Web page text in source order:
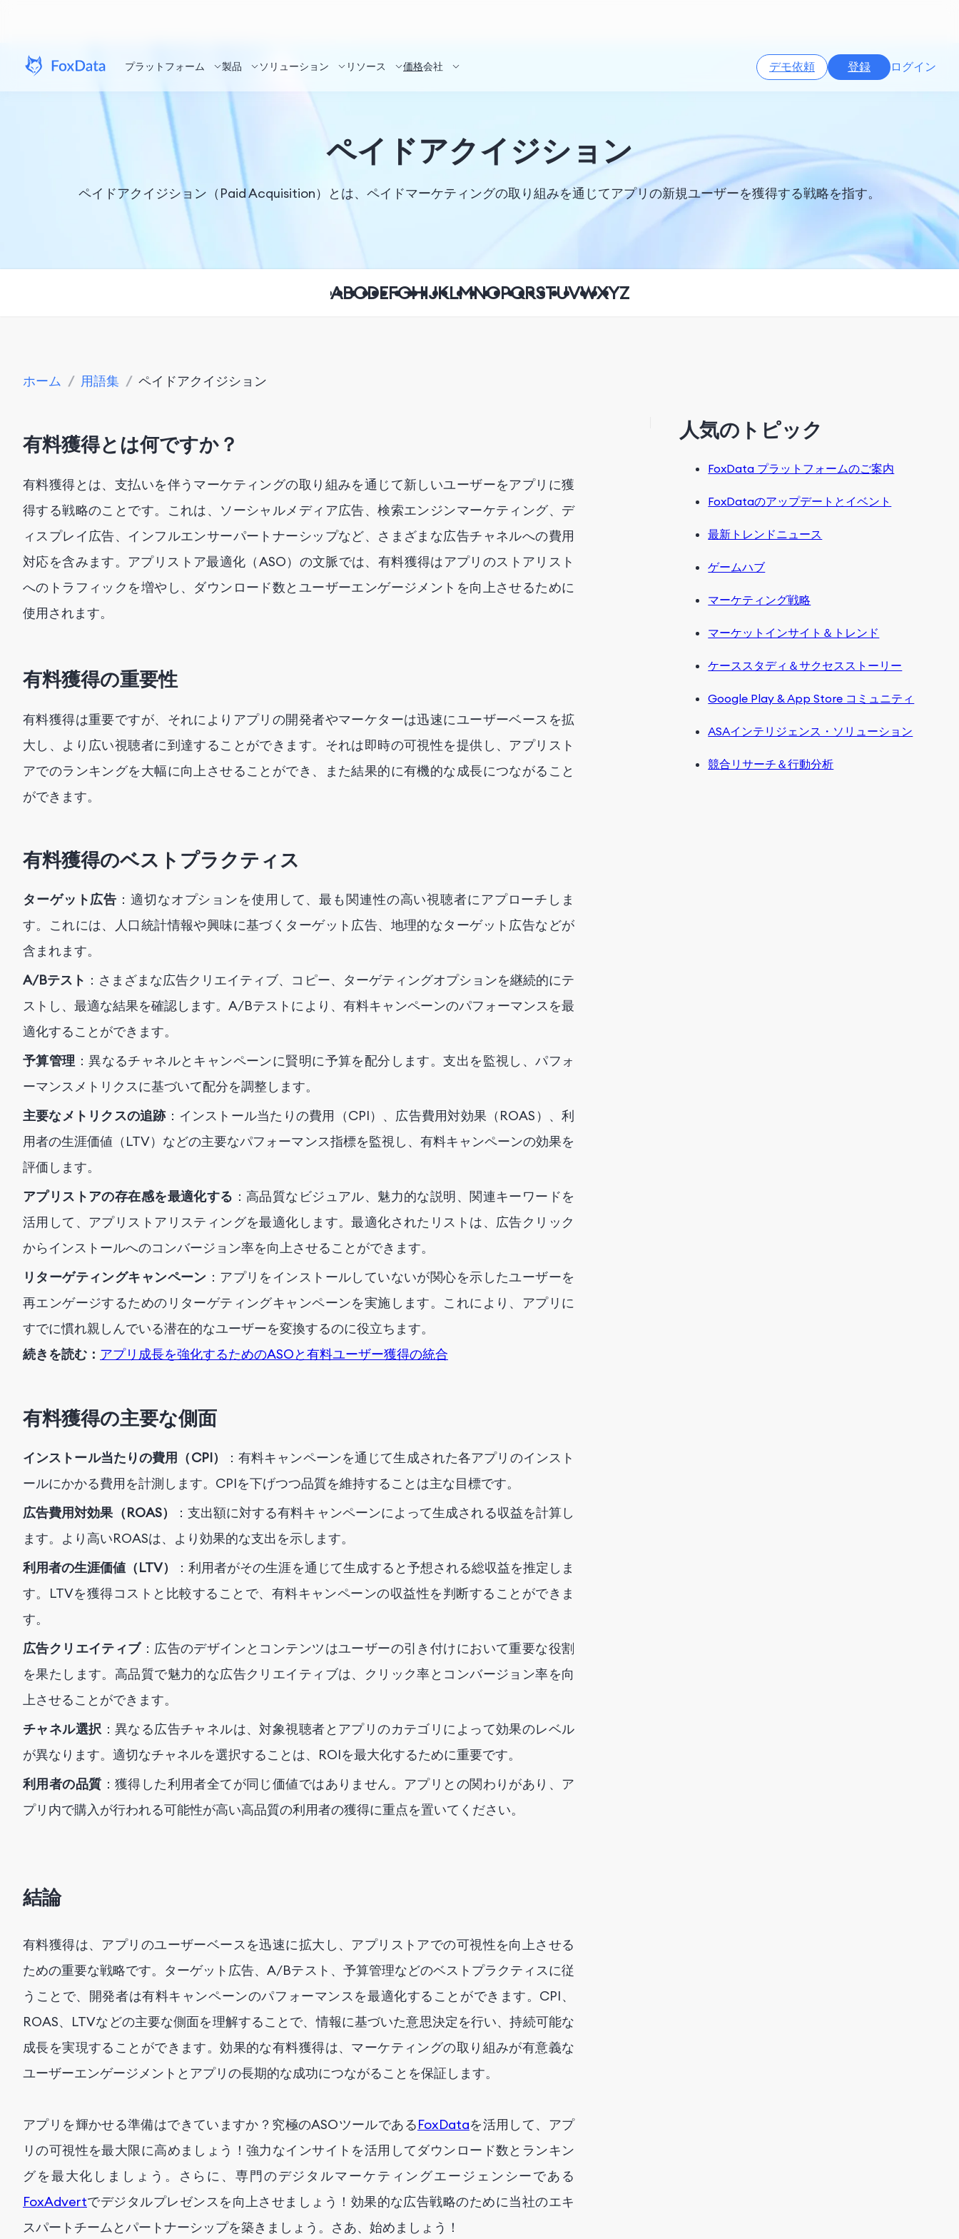
プラットフォーム 製品 ソリューション リソース 価格会社 デモ依頼 登録 ログイン
ペイドアクイジション
ペイドアクイジション（Paid Acquisition）とは、ペイドマーケティングの取り組みを通じてアプリの新規ユーザーを獲得する戦略を指す。
ABCDEFGHIJKLMNOPQRSTUVWXYZ
ホーム / 用語集 / ペイドアクイジション
有料獲得とは何ですか？
有料獲得とは、支払いを伴うマーケティングの取り組みを通じて新しいユーザーをアプリに獲
得する戦略のことです。これは、ソーシャルメディア広告、検索エンジンマーケティング、デ
ィスプレイ広告、インフルエンサーパートナーシップなど、さまざまな広告チャネルへの費用
対応を含みます。アプリストア最適化（ASO）の文脈では、有料獲得はアプリのストアリスト
へのトラフィックを増やし、ダウンロード数とユーザーエンゲージメントを向上させるために
使用されます。
有料獲得の重要性
有料獲得は重要ですが、それによりアプリの開発者やマーケターは迅速にユーザーベースを拡
大し、より広い視聴者に到達することができます。それは即時の可視性を提供し、アプリスト
アでのランキングを大幅に向上させることができ、また結果的に有機的な成長につながること
ができます。
有料獲得のベストプラクティス
ターゲット広告 ：適切なオプションを使用して、最も関連性の高い視聴者にアプローチしま
す。これには、人口統計情報や興味に基づくターゲット広告、地理的なターゲット広告などが
含まれます。
A/Bテスト ：さまざまな広告クリエイティブ、コピー、ターゲティングオプションを継続的にテ
ストし、最適な結果を確認します。A/Bテストにより、有料キャンペーンのパフォーマンスを最
適化することができます。
予算管理 ：異なるチャネルとキャンペーンに賢明に予算を配分します。支出を監視し、パフォ
ーマンスメトリクスに基づいて配分を調整します。
主要なメトリクスの追跡：インストール当たりの費用（CPI）、広告費用対効果（ROAS）、利
用者の生涯価値（LTV）などの主要なパフォーマンス指標を監視し、有料キャンペーンの効果を
評価します。
アプリストアの存在感を最適化する ：高品質なビジュアル、魅力的な説明、関連キーワードを
活用して、アプリストアリスティングを最適化します。最適化されたリストは、広告クリック
からインストールへのコンバージョン率を向上させることができます。
リターゲティングキャンペーン ：アプリをインストールしていないが関心を示したユーザーを
再エンゲージするためのリターゲティングキャンペーンを実施します。これにより、アプリに
すでに慣れ親しんでいる潜在的なユーザーを変換するのに役立ちます。
続きを読む： アプリ成長を強化するためのASOと有料ユーザー獲得の統合
有料獲得の主要な側面
インストール当たりの費用（CPI）
：有料キャンペーンを通じて生成された各アプリのインスト
ールにかかる費用を計測します。CPIを下げつつ品質を維持することは主な目標です。
広告費用対効果（ROAS）
：支出額に対する有料キャンペーンによって生成される収益を計算し
ます。より高いROASは、より効果的な支出を示します。
利用者の生涯価値（LTV）
：利用者がその生涯を通じて生成すると予想される総収益を推定しま
す。LTVを獲得コストと比較することで、有料キャンペーンの収益性を判断することができま
す。
広告クリエイティブ：広告のデザインとコンテンツはユーザーの引き付けにおいて重要な役割
を果たします。高品質で魅力的な広告クリエイティブは、クリック率とコンバージョン率を向
上させることができます。
チャネル選択：異なる広告チャネルは、対象視聴者とアプリのカテゴリによって効果のレベル
が異なります。適切なチャネルを選択することは、ROIを最大化するために重要です。
利用者の品質 ：獲得した利用者全てが同じ価値ではありません。アプリとの関わりがあり、ア
プリ内で購入が行われる可能性が高い高品質の利用者の獲得に重点を置いてください。
結論
有料獲得は、アプリのユーザーベースを迅速に拡大し、アプリストアでの可視性を向上させる
ための重要な戦略です。ターゲット広告、A/Bテスト、予算管理などのベストプラクティスに従
うことで、開発者は有料キャンペーンのパフォーマンスを最適化することができます。CPI、
ROAS、LTVなどの主要な側面を理解することで、情報に基づいた意思決定を行い、持続可能な
成長を実現することができます。効果的な有料獲得は、マーケティングの取り組みが有意義な
ユーザーエンゲージメントとアプリの長期的な成功につながることを保証します。
アプリを輝かせる準備はできていますか？究極のASOツールであるFoxDataを活用して、アプ
リの可視性を最大限に高めましょう！強力なインサイトを活用してダウンロード数とランキン
グを最大化しましょう。さらに、専門のデジタルマーケティングエージェンシーである
FoxAdvertでデジタルプレゼンスを向上させましょう！効果的な広告戦略のために当社のエキ
スパートチームとパートナーシップを築きましょう。さあ、始めましょう！
人気のトピック
FoxData プラットフォームのご案内
FoxDataのアップデートとイベント
最新トレンドニュース
ゲームハブ
マーケティング戦略
マーケットインサイト＆トレンド
ケーススタディ＆サクセスストーリー
Google Play & App Store コミュニティ
ASAインテリジェンス・ソリューション
競合リサーチ＆行動分析